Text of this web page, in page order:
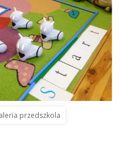
przedszkola